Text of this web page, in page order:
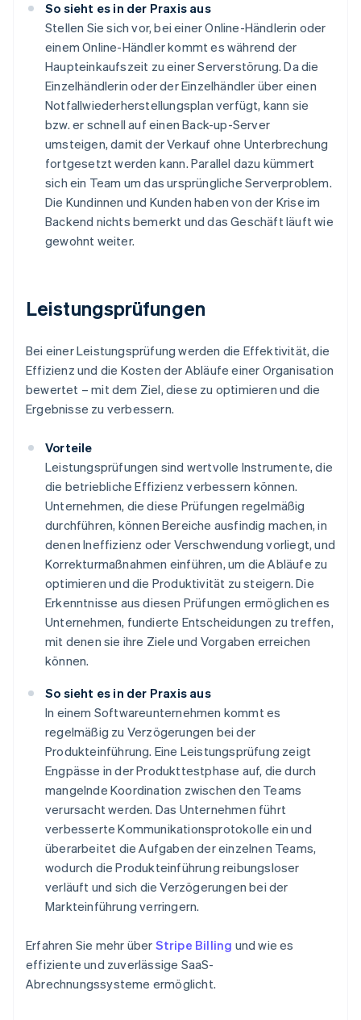
So sieht es in der Praxis aus
Stellen Sie sich vor, bei einer Online-Händlerin oder
einem Online-Händler kommt es während der
Haupteinkaufszeit zu einer Serverstörung. Da die
Einzelhändlerin oder der Einzelhändler über einen
Notfallwiederherstellungsplan verfügt, kann sie
bzw. er schnell auf einen Back-up-Server
umsteigen, damit der Verkauf ohne Unterbrechung
fortgesetzt werden kann. Parallel dazu kümmert
sich ein Team um das ursprüngliche Serverproblem.
Die Kundinnen und Kunden haben von der Krise im
Backend nichts bemerkt und das Geschäft läuft wie
gewohnt weiter.
Leistungsprüfungen
Bei einer Leistungsprüfung werden die Effektivität, die
Effizienz und die Kosten der Abläufe einer Organisation
bewertet – mit dem Ziel, diese zu optimieren und die
Ergebnisse zu verbessern.
Vorteile
Leistungsprüfungen sind wertvolle Instrumente, die
die betriebliche Effizienz verbessern können.
Unternehmen, die diese Prüfungen regelmäßig
durchführen, können Bereiche ausfindig machen, in
denen Ineffizienz oder Verschwendung vorliegt, und
Korrekturmaßnahmen einführen, um die Abläufe zu
optimieren und die Produktivität zu steigern. Die
Erkenntnisse aus diesen Prüfungen ermöglichen es
Unternehmen, fundierte Entscheidungen zu treffen,
mit denen sie ihre Ziele und Vorgaben erreichen
können.
So sieht es in der Praxis aus
In einem Softwareunternehmen kommt es
regelmäßig zu Verzögerungen bei der
Produkteinführung. Eine Leistungsprüfung zeigt
Engpässe in der Produkttestphase auf, die durch
mangelnde Koordination zwischen den Teams
verursacht werden. Das Unternehmen führt
verbesserte Kommunikationsprotokolle ein und
überarbeitet die Aufgaben der einzelnen Teams,
wodurch die Produkteinführung reibungsloser
verläuft und sich die Verzögerungen bei der
Markteinführung verringern.
Erfahren Sie mehr über Stripe Billing und wie es
effiziente und zuverlässige SaaS-
Abrechnungssysteme ermöglicht.